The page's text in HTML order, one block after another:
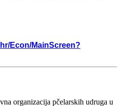
Econ/MainScreen?
organizacija pčelarskih udruga u